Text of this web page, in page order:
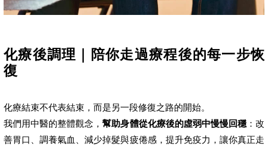
化療後調理｜陪你走過療程後的每一步恢
復
化療結束不代表結束，而是另一段修復之路的開始。
我們用中醫的整體觀念，幫助身體從化療後的虛弱中慢慢回穩：改
善胃口、調養氣血、減少掉髮與疲倦感，提升免疫力，讓你真正走